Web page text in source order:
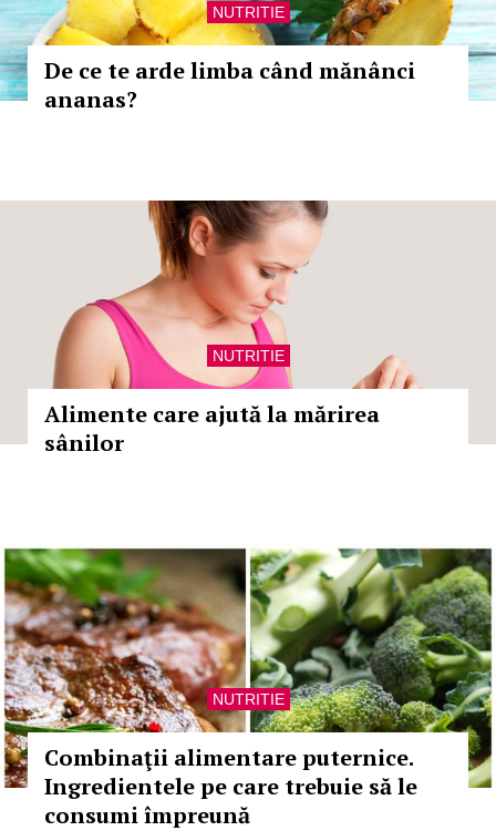
NUTRITIE
De ce te arde limba când mănânci
ananas?
NUTRITIE
Alimente care ajută la mărirea
sânilor
NUTRITIE
Combinaţii alimentare puternice.
Ingredientele pe care trebuie să le
consumi împreună